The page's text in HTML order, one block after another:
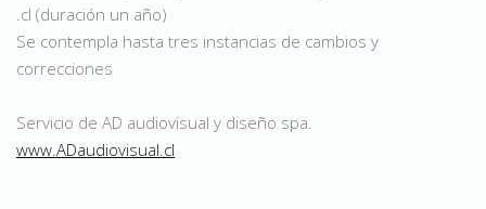
.cl (duración un año)
Se contempla hasta tres instancias de cambios y
correcciones
Servicio de AD audiovisual y diseño spa.
www.ADaudiovisual.cl